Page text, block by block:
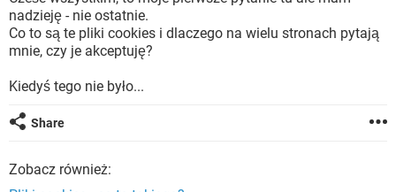
WINDOWS 10
SPOTIFY NETFLIX
INSTAGRAM FACEBOOK
GRY
SPOTIFY
INSTAGRAM
WINDOWS 10
nadzieję - nie ostatnie.
Co to są te pliki cookies i dlaczego na wielu stronach pytają
mnie, czy je akceptuję?
Kiedyś tego nie było...
Share
Zobacz również: